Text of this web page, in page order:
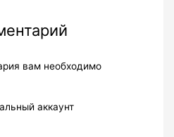
вам необходимо
аккаунт